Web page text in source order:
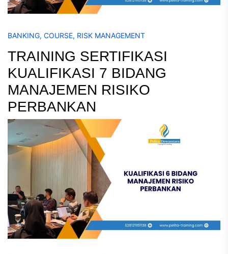
BANKING, COURSE, RISK MANAGEMENT
TRAINING SERTIFIKASI
KUALIFIKASI 7 BIDANG
MANAJEMEN RISIKO
PERBANKAN